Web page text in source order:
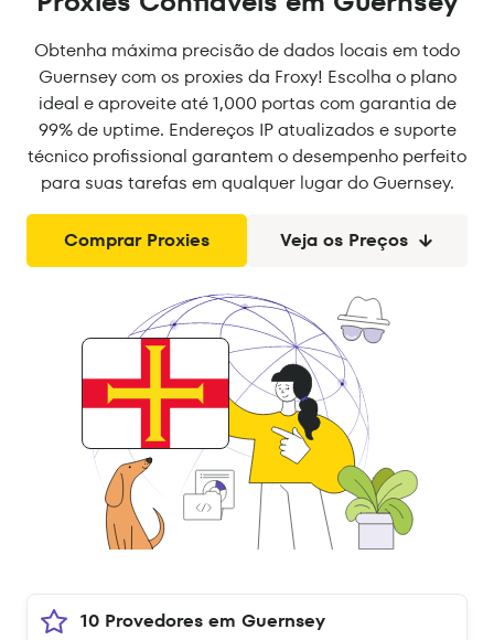
Obtenha máxima precisão de dados locais em todo
Guernsey com os proxies da Froxy! Escolha o plano
ideal e aproveite até 1,000 portas com garantia de
99% de uptime. Endereços IP atualizados e suporte
técnico profissional garantem o desempenho perfeito
para suas tarefas em qualquer lugar do Guernsey.
Comprar Proxies Veja os Preços
10 Provedores em Guernsey